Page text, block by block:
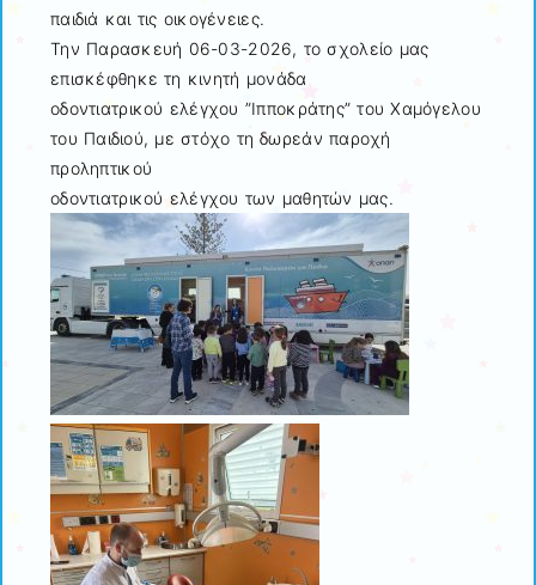
παιδιά και τις οικογένειες.
Την Παρασκευή 06-03-2026, το σχολείο μας
επισκέφθηκε τη κινητή μονάδα
οδοντιατρικού ελέγχου ”Ιπποκράτης” του Χαμόγελου
του Παιδιού, με στόχο τη δωρεάν παροχή
προληπτικού
οδοντιατρικού ελέγχου των μαθητών μας.